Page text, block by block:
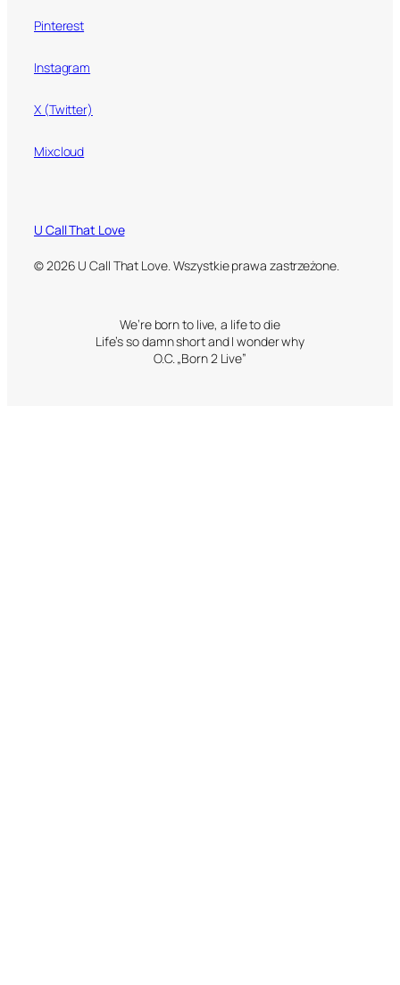
Pinterest
Instagram
X (Twitter)
Mixcloud
U Call That Love
© 2026 U Call That Love. Wszystkie prawa zastrzeżone.
We’re born to live, a life to die
Life’s so damn short and I wonder why
O.C. „Born 2 Live”